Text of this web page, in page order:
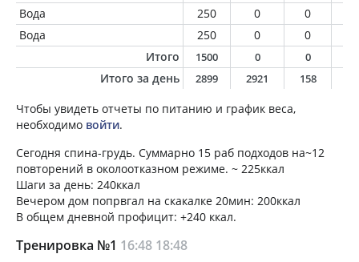
Вода
250 0 0
Вода
250 0 0
Итого
1500 0 0
Итого за день 2899 2921 158
Чтобы увидеть отчеты по питанию и график веса,
необходимо войти.
Сегодня спина-грудь. Суммарно 15 раб подходов на~12
повторений в околоотказном режиме. ~ 225ккал
Шаги за день: 240ккал
Вечером дом попрвгал на скакалке 20мин: 200ккал
В общем дневной профицит: +240 ккал.
Тренировка №1 16:48 18:48